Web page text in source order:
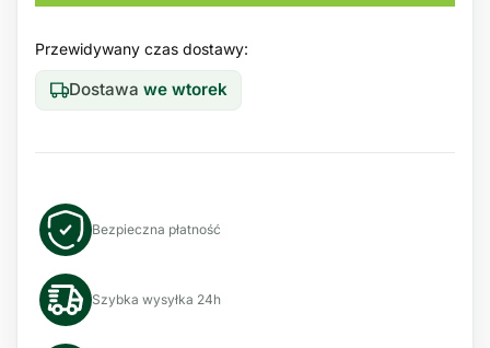
Przewidywany czas dostawy:
Dostawa we wtorek
Bezpieczna płatność
Szybka wysyłka 24h